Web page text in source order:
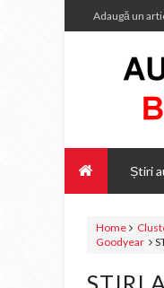
Adaugă un
Știri
Home
Goodyear
STIRI